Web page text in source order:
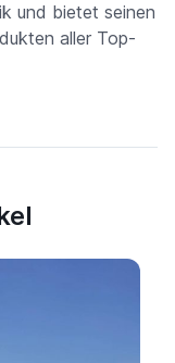
und bietet seinen
aller Top-